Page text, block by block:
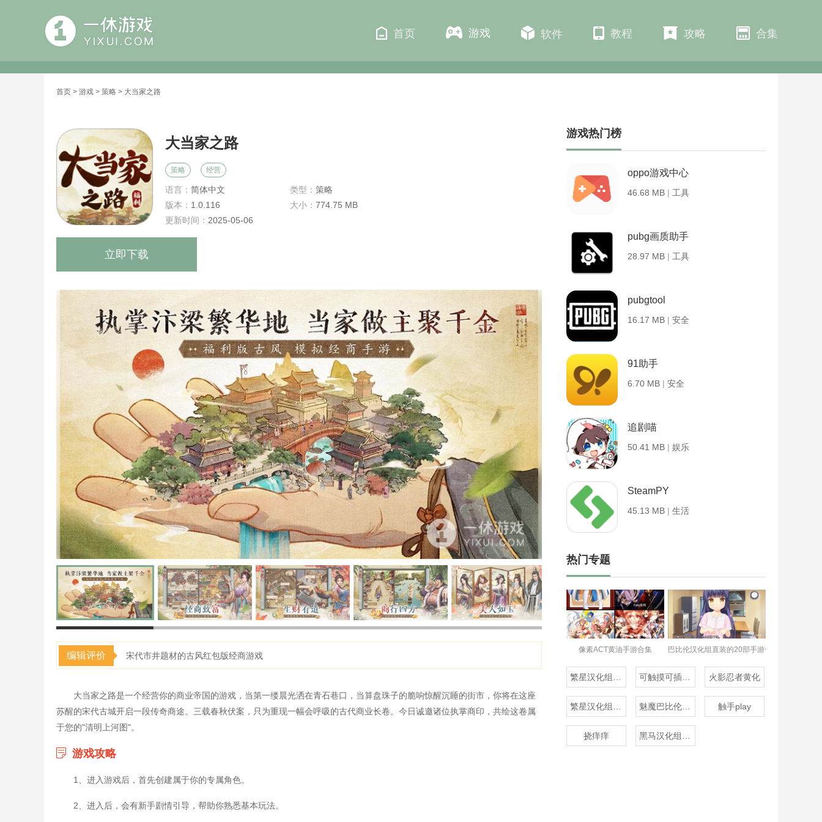
首页 游戏 软件 教程 攻略 合集
首页 > 游戏 > 策略 > 大当家之路
大当家之路
策略 经营
语言： 简体中文 类型： 策略
版本： 1.0.116 大小： 774.75 MB
更新时间： 2025-05-06
立即下载
编辑评价 宋代市井题材的古风红包版经商游戏
大当家之路是一个经营你的商业帝国的游戏，当第一缕晨光洒在青石巷口，当算盘珠子的脆响惊醒沉睡的街市，你将在这座
苏醒的宋代古城开启一段传奇商途。三载春秋伏案，只为重现一幅会呼吸的古代商业长卷。今日诚邀诸位执掌商印，共绘这卷属
于您的"清明上河图"。
游戏攻略
1、进入游戏后，首先创建属于你的专属角色。
2、进入后，会有新手剧情引导，帮助你熟悉基本玩法。
游戏热门榜
oppo游戏中心
46.68 MB | 工具
pubg画质助手
28.97 MB | 工具
pubgtool
16.17 MB | 安全
91助手
6.70 MB | 安全
追剧喵
50.41 MB | 娱乐
SteamPY
45.13 MB | 生活
热门专题
像素ACT黄油手游合集 巴比伦汉化组直装的20部手游合集
火影忍者黄化
触手play
挠痒痒